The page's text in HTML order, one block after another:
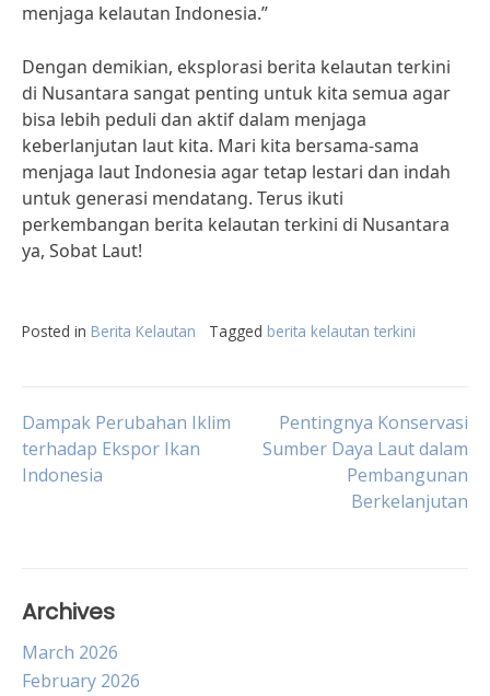
menjaga kelautan Indonesia.”
Dengan demikian, eksplorasi berita kelautan terkini
di Nusantara sangat penting untuk kita semua agar
bisa lebih peduli dan aktif dalam menjaga
keberlanjutan laut kita. Mari kita bersama-sama
menjaga laut Indonesia agar tetap lestari dan indah
untuk generasi mendatang. Terus ikuti
perkembangan berita kelautan terkini di Nusantara
ya, Sobat Laut!
Posted in Berita Kelautan Tagged berita kelautan terkini
Post
navigation
Dampak Perubahan Iklim
terhadap Ekspor Ikan
Indonesia
Pentingnya Konservasi
Sumber Daya Laut dalam
Pembangunan
Berkelanjutan
Archives
March 2026
February 2026